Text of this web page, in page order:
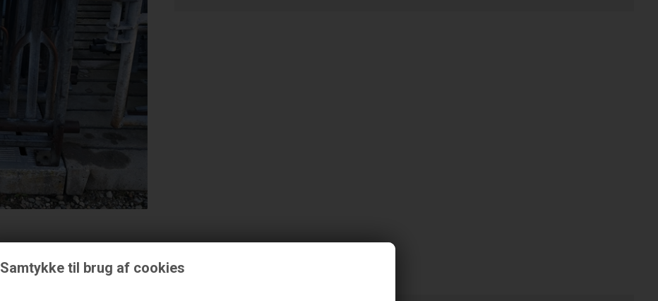
Samtykke til brug af cookies